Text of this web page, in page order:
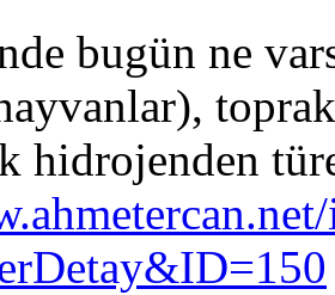
bugün ne
hidrojenden